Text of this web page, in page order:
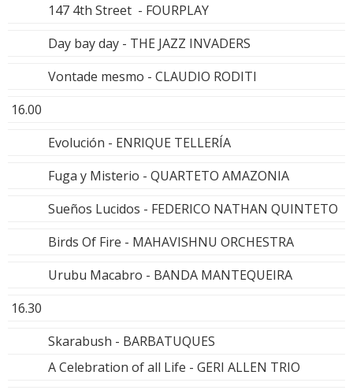
147 4th Street - FOURPLAY
Day bay day - THE JAZZ INVADERS
Vontade mesmo - CLAUDIO RODITI
16.00
Evolución - ENRIQUE TELLERÍA
Fuga y Misterio - QUARTETO AMAZONIA
Sueños Lucidos - FEDERICO NATHAN QUINTETO
Birds Of Fire - MAHAVISHNU ORCHESTRA
Urubu Macabro - BANDA MANTEQUEIRA
16.30
Skarabush - BARBATUQUES
A Celebration of all Life - GERI ALLEN TRIO